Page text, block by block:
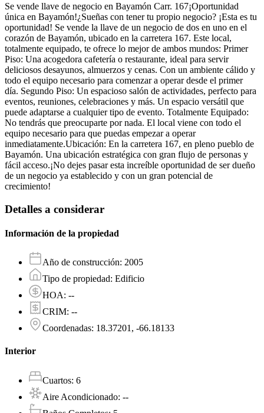
Se vende llave de negocio en Bayamón Carr. 167¡Oportunidad
única en Bayamón!¿Sueñas con tener tu propio negocio? ¡Esta es tu
oportunidad! Se vende la llave de un negocio de dos en uno en el
corazón de Bayamón, ubicado en la carretera 167. Este local,
totalmente equipado, te ofrece lo mejor de ambos mundos: Primer
Piso: Una acogedora cafetería o restaurante, ideal para servir
deliciosos desayunos, almuerzos y cenas. Con un ambiente cálido y
todo el equipo necesario para comenzar a operar desde el primer
día. Segundo Piso: Un espacioso salón de actividades, perfecto para
eventos, reuniones, celebraciones y más. Un espacio versátil que
puede adaptarse a cualquier tipo de evento. Totalmente Equipado:
No tendrás que preocuparte por nada. El local viene con todo el
equipo necesario para que puedas empezar a operar
inmediatamente.Ubicación: En la carretera 167, en pleno pueblo de
Bayamón. Una ubicación estratégica con gran flujo de personas y
fácil acceso.¡No dejes pasar esta increíble oportunidad de ser dueño
de un negocio ya establecido y con un gran potencial de
crecimiento!
Detalles a considerar
Información de la propiedad
Año de construcción: 2005
Tipo de propiedad: Edificio
HOA: --
CRIM: --
Coordenadas: 18.37201, -66.18133
Interior
Cuartos: 6
Aire Acondicionado: --